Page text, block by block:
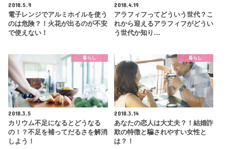
2018.5.9
電子レンジでアルミホイルを使う
のは危険？！火花が出るのが不安
で使えない！
2018.4.19
アラフィフってどういう世代？こ
れから迎えるアラフィフがどうい
う世代か知り…
暮らし
2018.3.5
カリウム不足になるとどうなる
の！？不足を補ってだるさを解消
しよう！
暮らし
2018.3.14
あなたの恋人は大丈夫？！結婚詐
欺の特徴と騙されやすい女性と
は？！